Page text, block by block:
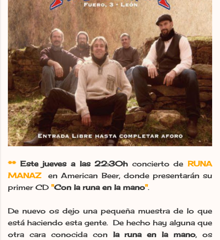
** Este jueves a las 22:30hconcierto de RUNA
MANAZ
en American Beer, donde presentarán su
primer CD "Con la runa en la mano".
De nuevo os dejo una pequeña muestra de lo que
está haciendo esta gente. De hecho hay alguna que
otra cara conocida conla runa en la mano, os